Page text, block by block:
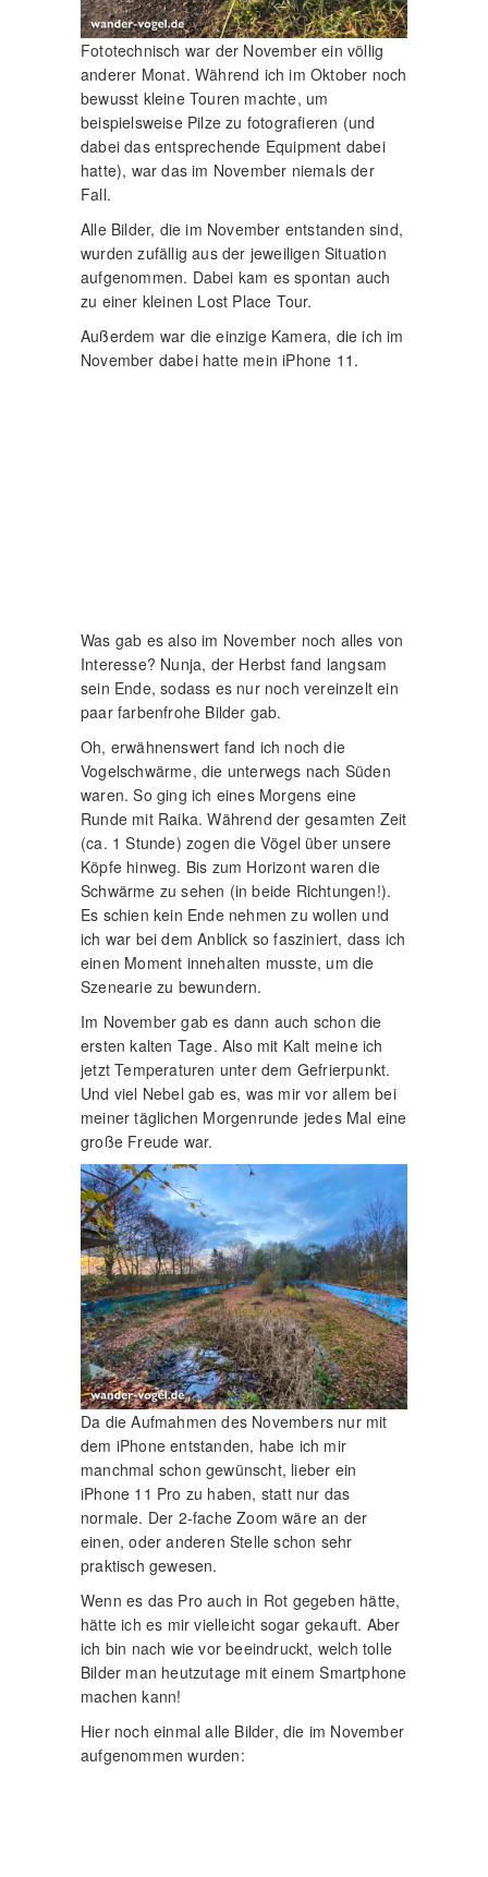
Fototechnisch war der November ein völlig
anderer Monat. Während ich im Oktober noch
bewusst kleine Touren machte, um
beispielsweise Pilze zu fotografieren (und
dabei das entsprechende Equipment dabei
hatte), war das im November niemals der
Fall.
Alle Bilder, die im November entstanden sind,
wurden zufällig aus der jeweiligen Situation
aufgenommen. Dabei kam es spontan auch
zu einer kleinen Lost Place Tour.
Außerdem war die einzige Kamera, die ich im
November dabei hatte mein iPhone 11.
Was gab es also im November noch alles von
Interesse? Nunja, der Herbst fand langsam
sein Ende, sodass es nur noch vereinzelt ein
paar farbenfrohe Bilder gab.
Oh, erwähnenswert fand ich noch die
Vogelschwärme, die unterwegs nach Süden
waren. So ging ich eines Morgens eine
Runde mit Raika. Während der gesamten Zeit
(ca. 1 Stunde) zogen die Vögel über unsere
Köpfe hinweg. Bis zum Horizont waren die
Schwärme zu sehen (in beide Richtungen!).
Es schien kein Ende nehmen zu wollen und
ich war bei dem Anblick so fasziniert, dass ich
einen Moment innehalten musste, um die
Szenearie zu bewundern.
Im November gab es dann auch schon die
ersten kalten Tage. Also mit Kalt meine ich
jetzt Temperaturen unter dem Gefrierpunkt.
Und viel Nebel gab es, was mir vor allem bei
meiner täglichen Morgenrunde jedes Mal eine
große Freude war.
Da die Aufmahmen des Novembers nur mit
dem iPhone entstanden, habe ich mir
manchmal schon gewünscht, lieber ein
iPhone 11 Pro zu haben, statt nur das
normale. Der 2-fache Zoom wäre an der
einen, oder anderen Stelle schon sehr
praktisch gewesen.
Wenn es das Pro auch in Rot gegeben hätte,
hätte ich es mir vielleicht sogar gekauft. Aber
ich bin nach wie vor beeindruckt, welch tolle
Bilder man heutzutage mit einem Smartphone
machen kann!
Hier noch einmal alle Bilder, die im November
aufgenommen wurden: